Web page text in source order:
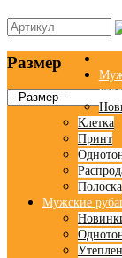
Размер
Клетка
Принт
Полоска
Мужские